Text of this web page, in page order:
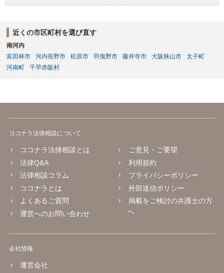
近くの市区町村を選び直す
南河内
富田林市
河内長野市 松原市 羽曳野市 藤井寺市 大阪狭山市
太子町
河南町
千早赤阪村
ココナラ法律相談について
ココナラ法律相談とは
法律Q&A
法律相談コラム
ココナラとは
よくあるご質問
運営へのお問い合わせ
ご意見・ご要望
利用規約
プライバシーポリシー
外部送信ポリシー
掲載をご検討の弁護士の方
へ
会社情報
運営会社